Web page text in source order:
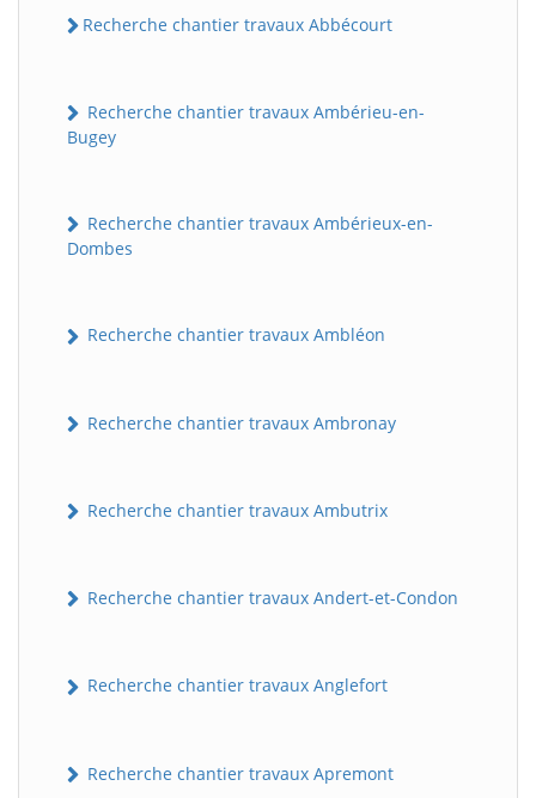
Recherche chantier travaux Abbécourt
Recherche chantier travaux Ambérieu-en-
Bugey
Recherche chantier travaux Ambérieux-en-
Dombes
Recherche chantier travaux Ambléon
Recherche chantier travaux Ambronay
Recherche chantier travaux Ambutrix
Recherche chantier travaux Andert-et-Condon
Recherche chantier travaux Anglefort
Recherche chantier travaux Apremont